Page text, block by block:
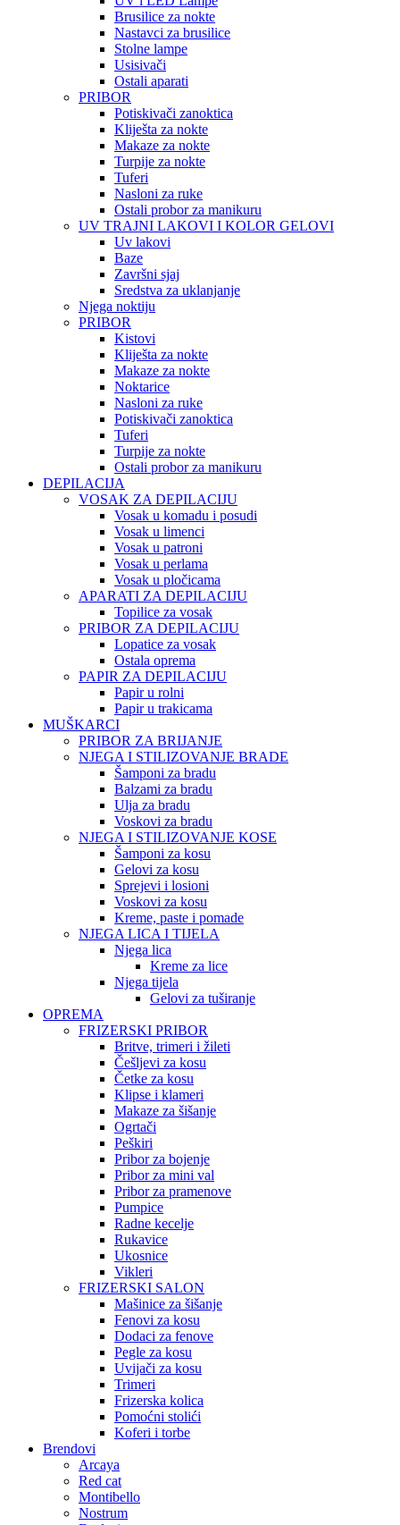
Brusilice za nokte
Nastavci za brusilice
Stolne lampe
Usisivači
Ostali aparati
PRIBOR
Potiskivači zanoktica
Kliješta za nokte
Makaze za nokte
Turpije za nokte
Tuferi
Nasloni za ruke
Ostali probor za manikuru
UV TRAJNI LAKOVI I KOLOR GELOVI
Uv lakovi
Baze
Završni sjaj
Sredstva za uklanjanje
Njega noktiju
PRIBOR
Kistovi
Kliješta za nokte
Makaze za nokte
Noktarice
Nasloni za ruke
Potiskivači zanoktica
Tuferi
Turpije za nokte
Ostali probor za manikuru
DEPILACIJA
VOSAK ZA DEPILACIJU
Vosak u komadu i posudi
Vosak u limenci
Vosak u patroni
Vosak u perlama
Vosak u pločicama
APARATI ZA DEPILACIJU
Topilice za vosak
PRIBOR ZA DEPILACIJU
Lopatice za vosak
Ostala oprema
PAPIR ZA DEPILACIJU
Papir u rolni
Papir u trakicama
MUŠKARCI
PRIBOR ZA BRIJANJE
NJEGA I STILIZOVANJE BRADE
Šamponi za bradu
Balzami za bradu
Ulja za bradu
Voskovi za bradu
NJEGA I STILIZOVANJE KOSE
Šamponi za kosu
Gelovi za kosu
Sprejevi i losioni
Voskovi za kosu
Kreme, paste i pomade
NJEGA LICA I TIJELA
Njega lica
Kreme za lice
Njega tijela
Gelovi za tuširanje
OPREMA
FRIZERSKI PRIBOR
Britve, trimeri i žileti
Češljevi za kosu
Četke za kosu
Klipse i klameri
Makaze za šišanje
Ogrtači
Peškiri
Pribor za bojenje
Pribor za mini val
Pribor za pramenove
Pumpice
Radne kecelje
Rukavice
Ukosnice
Vikleri
FRIZERSKI SALON
Mašinice za šišanje
Fenovi za kosu
Dodaci za fenove
Pegle za kosu
Uvijači za kosu
Trimeri
Frizerska kolica
Pomoćni stolići
Koferi i torbe
Brendovi
Arcaya
Red cat
Montibello
Nostrum